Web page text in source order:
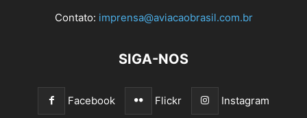
Contato: imprensa@aviacaobrasil.com.br
SIGA-NOS
Facebook Flickr Instagram